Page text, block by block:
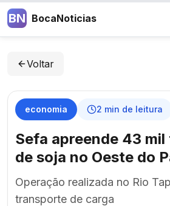
BN BocaNoticias
Voltar
economia 2 min de leitura
Sefa apreende 43
de soja no Oeste do
Operação realizada no Rio
transporte de carga